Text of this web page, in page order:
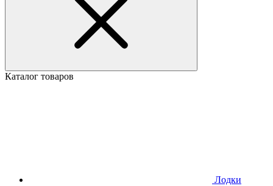
Каталог товаров
Лодки